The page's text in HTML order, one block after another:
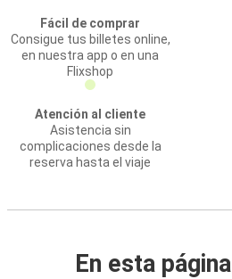
Fácil de comprar
Consigue tus billetes online,
en nuestra app o en una
Flixshop
Atención al cliente
Asistencia sin
complicaciones desde la
reserva hasta el viaje
En esta página